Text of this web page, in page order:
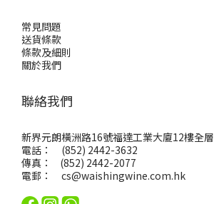
常見問題
送貨條款
條款及細則
關於我們
聯絡我們
新界元朗橫洲路16號福達工業大廈12樓全層
電話： (852) 2442-3632
傳真： (852) 2442-2077
電郵： cs@waishingwine.com.hk